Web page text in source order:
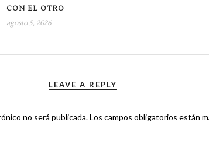
CON EL OTRO
agosto 5, 2026
LEAVE A REPLY
no será publicada.Los campos obligatorios están